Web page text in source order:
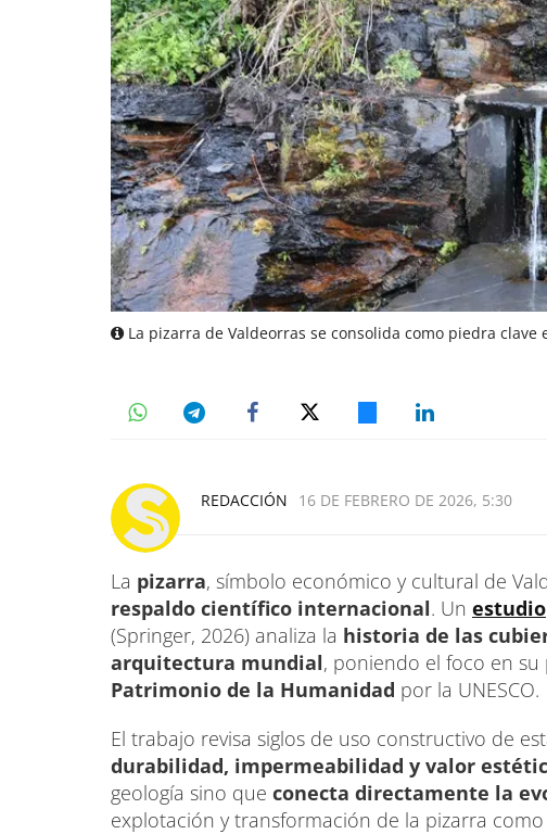
La pizarra de Valdeorras se consolida como piedra
REDACCIÓN 16 DE FEBRERO DE 2026, 5:30
La pizarra, símbolo económico y cultural de
respaldo científico internacional. Un estudio
(Springer, 2026) analiza la historia de las
arquitectura mundial, poniendo el foco en su
Patrimonio de la Humanidad por la UNESCO.
El trabajo revisa siglos de uso constructivo de
durabilidad, impermeabilidad y valor
geología sino que conecta directamente la
explotación y transformación de la pizarra